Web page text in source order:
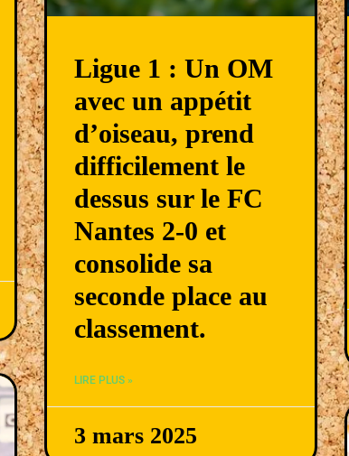
Ligue 1 : Un OM
avec un appétit
d’oiseau, prend
difficilement le
dessus sur le FC
Nantes 2-0 et
consolide sa
seconde place au
classement.
LIRE PLUS »
3 mars 2025